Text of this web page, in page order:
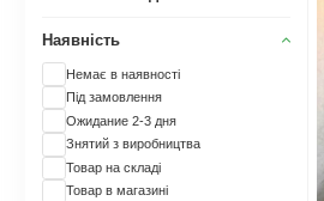
Наявність
Немає в наявності
Під замовлення
Ожидание 2-3 дня
Знятий з виробництва
Товар на складі
Товар в магазині